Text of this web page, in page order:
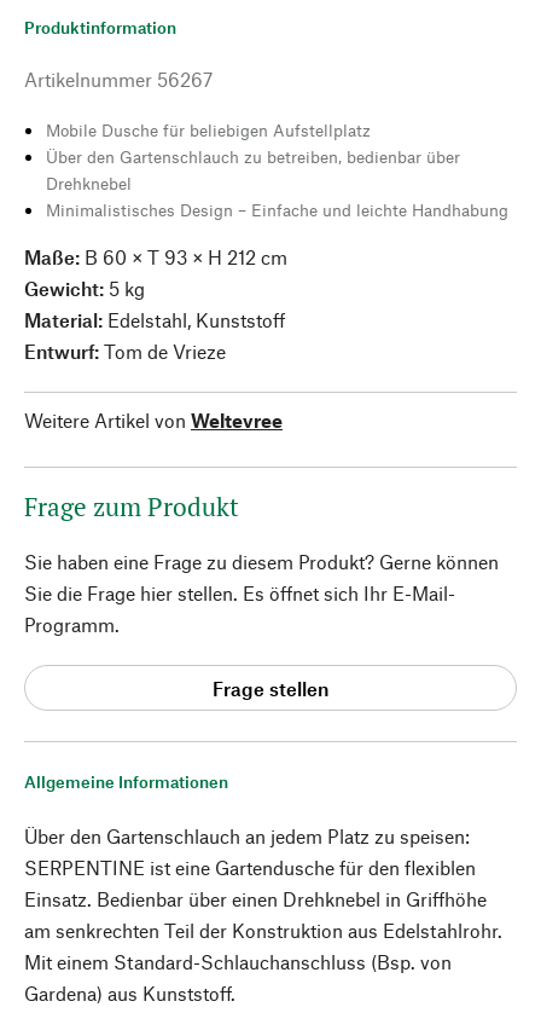
Allgemeine Informationen
Über den Gartenschlauch an jedem Platz zu speisen:
SERPENTINE ist eine Gartendusche für den flexiblen
Einsatz. Bedienbar über einen Drehknebel in Griffhöhe
am senkrechten Teil der Konstruktion aus Edelstahlrohr.
Mit einem Standard-Schlauchanschluss (Bsp. von
Gardena) aus Kunststoff.
Produktinformation
Artikelnummer 56267
Mobile Dusche für beliebigen Aufstellplatz
Über den Gartenschlauch zu betreiben, bedienbar über
Drehknebel
Minimalistisches Design – Einfache und leichte Handhabung
Maße: B 60 × T 93 × H 212 cm
Gewicht: 5 kg
Material: Edelstahl, Kunststoff
Entwurf: Tom de Vrieze
Weitere Artikel von Weltevree
Frage zum Produkt
Sie haben eine Frage zu diesem Produkt? Gerne können
Sie die Frage hier stellen. Es öffnet sich Ihr E-Mail-
Programm.
Frage stellen